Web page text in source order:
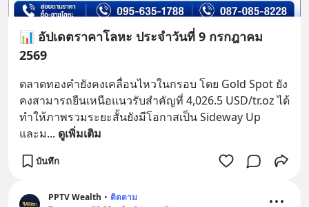
📊 อัปเดตราคาโลหะ ประจำวันที่ 9 กรกฎาคม
2569
ตลาดทองคำยังคงเคลื่อนไหวในกรอบ โดย Gold Spot ยัง
คงสามารถยืนเหนือแนวรับสำคัญที่ 4,026.5 USD/tr.oz ได้
ทำให้ภาพรวมระยะสั้นยังมีโอกาสเป็น Sideway Up
และม... ดูเพิ่มเติม
บันทึก
PPTV Wealth • ติดตาม